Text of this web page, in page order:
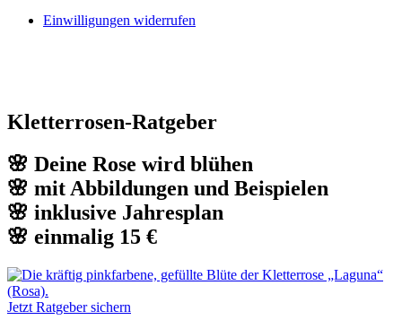
Einwilligungen widerrufen
Kletterrosen-Ratgeber
🌸 Deine Rose wird blühen
🌸 mit Abbildungen und Beispielen
🌸 inklusive Jahresplan
🌸 einmalig 15 €
Jetzt Ratgeber sichern